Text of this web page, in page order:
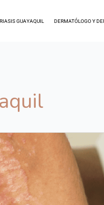
GUAYAQUIL DERMATÓLOGO Y